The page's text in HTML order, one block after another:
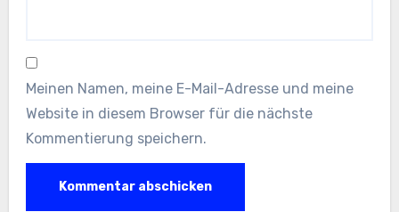
Meinen Namen, meine E-Mail-Adresse und meine
Website in diesem Browser für die nächste
Kommentierung speichern.